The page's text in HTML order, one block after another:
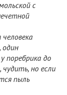
с
один
поребрика до
но если
пыль